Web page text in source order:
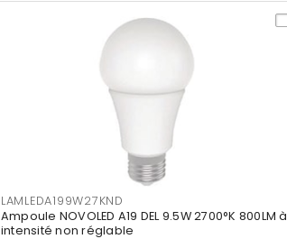
LAMLEDA199W27KND
Ampoule NOVOLED A19 DEL 9.5W 2700°K 800LM à
intensité non réglable